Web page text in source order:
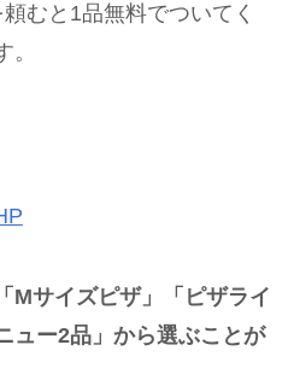
むと 1品無料でついてく
Mサイズピザ」「ピザライ
ュー2品」から選ぶことが